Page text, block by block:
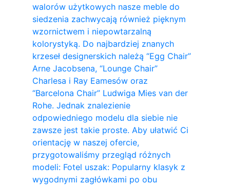
walorów użytkowych nasze meble do
siedzenia zachwycają również pięknym
wzornictwem i niepowtarzalną
kolorystyką. Do najbardziej znanych
krzeseł designerskich należą “Egg Chair”
Arne Jacobsena, “Lounge Chair”
Charlesa i Ray Eamesów oraz
“Barcelona Chair” Ludwiga Mies van der
Rohe. Jednak znalezienie
odpowiedniego modelu dla siebie nie
zawsze jest takie proste. Aby ułatwić Ci
orientację w naszej ofercie,
przygotowaliśmy przegląd różnych
modeli: Fotel uszak: Popularny klasyk z
wygodnymi zagłówkami po obu